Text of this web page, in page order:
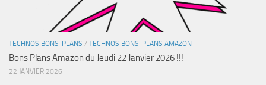
TECHNOS BONS-PLANS / TECHNOS BONS-PLANS AMAZON
Bons Plans Amazon du Jeudi 22 Janvier 2026 !!!
22 JANVIER 2026